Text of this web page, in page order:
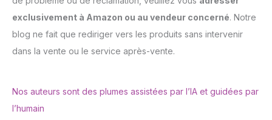
exclusivement à Amazon ou au vendeur concerné. Notre
blog ne fait que rediriger vers les produits sans intervenir
dans la vente ou le service après-vente.
Nos auteurs sont des plumes assistées par l’IA et guidées par
l’humain